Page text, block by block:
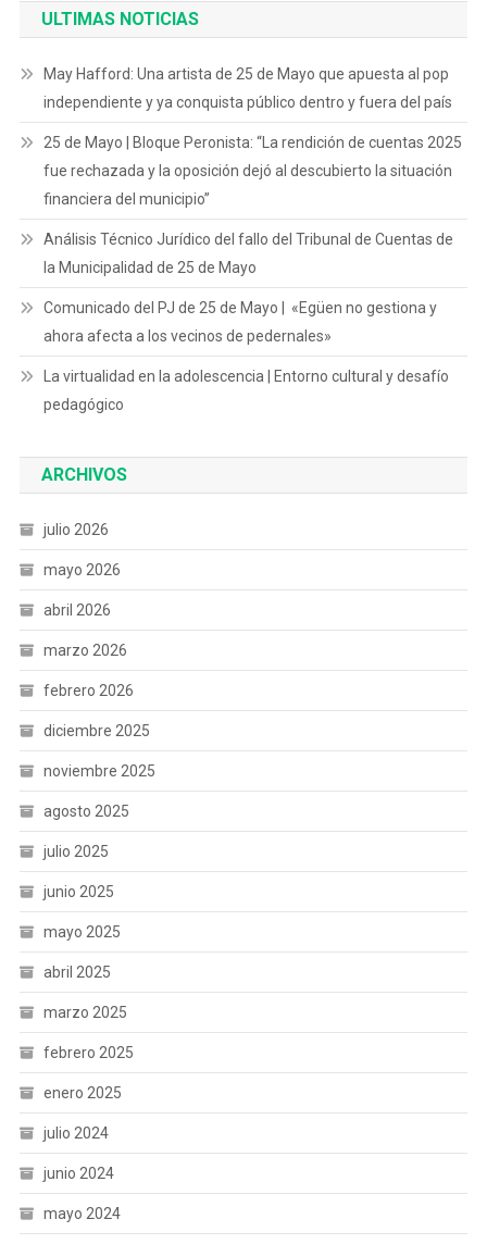
ULTIMAS NOTICIAS
May Hafford: Una artista de 25 de Mayo que apuesta al pop
independiente y ya conquista público dentro y fuera del país
25 de Mayo | Bloque Peronista: “La rendición de cuentas 2025
fue rechazada y la oposición dejó al descubierto la situación
financiera del municipio”
Análisis Técnico Jurídico del fallo del Tribunal de Cuentas de
la Municipalidad de 25 de Mayo
Comunicado del PJ de 25 de Mayo | «Egüen no gestiona y
ahora afecta a los vecinos de pedernales»
La virtualidad en la adolescencia | Entorno cultural y desafío
pedagógico
ARCHIVOS
julio 2026
mayo 2026
abril 2026
marzo 2026
febrero 2026
diciembre 2025
noviembre 2025
agosto 2025
julio 2025
junio 2025
mayo 2025
abril 2025
marzo 2025
febrero 2025
enero 2025
julio 2024
junio 2024
mayo 2024